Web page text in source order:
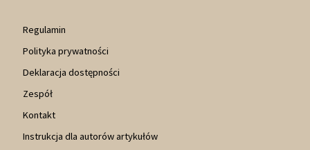
Regulamin
Polityka prywatności
Deklaracja dostępności
Zespół
Kontakt
Instrukcja dla autorów artykułów